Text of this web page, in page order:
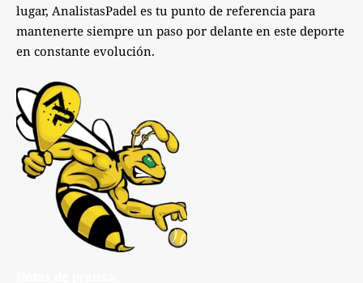
lugar, AnalistasPadel es tu punto de referencia para
mantenerte siempre un paso por delante en este deporte
en constante evolución.